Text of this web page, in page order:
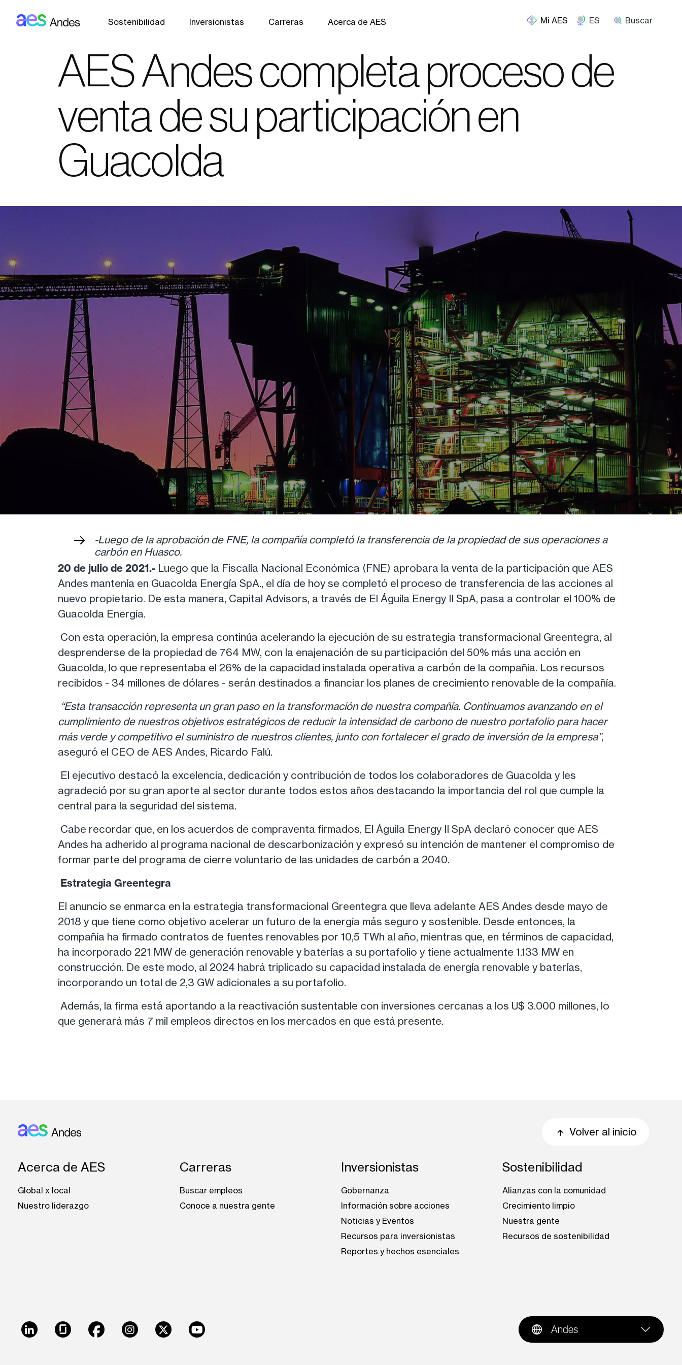
Sostenibilidad Inversionistas Carreras Acerca de AES ES Buscar
AES Andes completa proceso de
venta de su participación en
Guacolda
-Luego de la aprobación de FNE, la compañía completó la transferencia de la propiedad de sus operaciones a
carbón en Huasco.
20 de julio de 2021.- Luego que la Fiscalía Nacional Económica (FNE) aprobara la venta de la participación que AES
Andes mantenía en Guacolda Energía SpA., el día de hoy se completó el proceso de transferencia de las acciones al
nuevo propietario. De esta manera, Capital Advisors, a través de El Águila Energy II SpA, pasa a controlar el 100% de
Guacolda Energía.
Con esta operación, la empresa continúa acelerando la ejecución de su estrategia transformacional Greentegra, al
desprenderse de la propiedad de 764 MW, con la enajenación de su participación del 50% más una acción en
Guacolda, lo que representaba el 26% de la capacidad instalada operativa a carbón de la compañía. Los recursos
recibidos - 34 millones de dólares - serán destinados a financiar los planes de crecimiento renovable de la compañía.
“Esta transacción representa un gran paso en la transformación de nuestra compañía. Continuamos avanzando en el
cumplimiento de nuestros objetivos estratégicos de reducir la intensidad de carbono de nuestro portafolio para hacer
más verde y competitivo el suministro de nuestros clientes, junto con fortalecer el grado de inversión de la empresa”,
aseguró el CEO de AES Andes, Ricardo Falú.
El ejecutivo destacó la excelencia, dedicación y contribución de todos los colaboradores de Guacolda y les
agradeció por su gran aporte al sector durante todos estos años destacando la importancia del rol que cumple la
central para la seguridad del sistema.
Cabe recordar que, en los acuerdos de compraventa firmados, El Águila Energy II SpA declaró conocer que AES
Andes ha adherido al programa nacional de descarbonización y expresó su intención de mantener el compromiso de
formar parte del programa de cierre voluntario de las unidades de carbón a 2040.
Estrategia Greentegra
El anuncio se enmarca en la estrategia transformacional Greentegra que lleva adelante AES Andes desde mayo de
2018 y que tiene como objetivo acelerar un futuro de la energía más seguro y sostenible. Desde entonces, la
compañía ha firmado contratos de fuentes renovables por 10,5 TWh al año, mientras que, en términos de capacidad,
ha incorporado 221 MW de generación renovable y baterías a su portafolio y tiene actualmente 1.133 MW en
construcción. De este modo, al 2024 habrá triplicado su capacidad instalada de energía renovable y baterías,
incorporando un total de 2,3 GW adicionales a su portafolio.
Además, la firma está aportando a la reactivación sustentable con inversiones cercanas a los U$ 3.000 millones, lo
que generará más 7 mil empleos directos en los mercados en que está presente.
Volver al inicio
Acerca de AES
Global x local
Nuestro liderazgo
Carreras
Buscar empleos
Conoce a nuestra gente
Inversionistas
Gobernanza
Información sobre acciones
Noticias y Eventos
Recursos para inversionistas
Reportes y hechos esenciales
Sostenibilidad
Alianzas con la comunidad
Crecimiento limpio
Nuestra gente
Recursos de sostenibilidad
LinkedInGlassdoorFacebookInstagram
X Youtube
Andes